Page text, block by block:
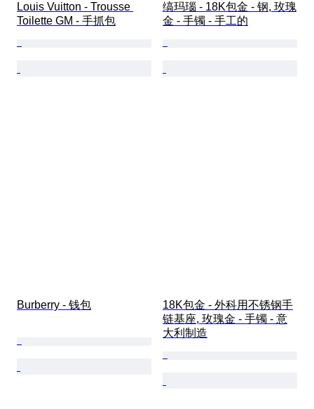
Louis Vuitton - Trousse
Toilette GM - 手抓包
缟玛瑙 - 18K包金 - 钢, 玫瑰
金 - 手镯 - 手工的
Burberry - 钱包
18K包金 - 外科用不锈钢手
链基座, 玫瑰金 - 手镯 - 意
大利制造